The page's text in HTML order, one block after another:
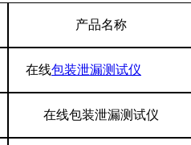
产品名称
在线包装泄漏测试仪
在线包装泄漏测试仪